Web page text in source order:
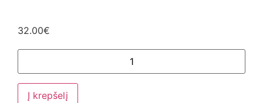
32.00€
Į krepšelį